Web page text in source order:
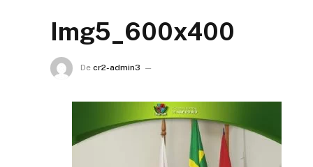
Img5_600x400
De cr2-admin3